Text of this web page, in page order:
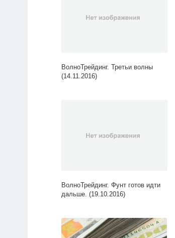
ВолноТрейдинг. Третьи волны
(14.11.2016)
ВолноТрейдинг. Фунт готов идти
дальше. (19.10.2016)